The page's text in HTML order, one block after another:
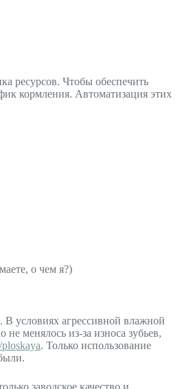
ресурсов. Чтобы обеспечить
кормления. Автоматизация этих
о чем я?)
В условиях агрессивной влажной
менялось из-за износа зубьев,
. Только использование
заводское качество и